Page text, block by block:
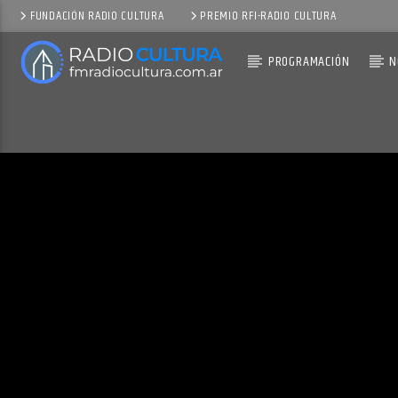
FUNDACIÓN RADIO CULTURA PREMIO RFI-RADIO CULTURA
PROGRAMACIÓN